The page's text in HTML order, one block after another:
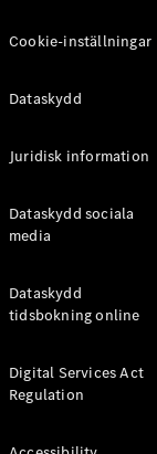
Cookie-inställningar
Dataskydd
Juridisk information
Dataskydd sociala
media
Dataskydd
tidsbokning online
Digital Services Act
Regulation